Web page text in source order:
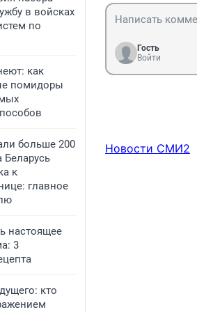
в войсках
по
как
помидоры
больше 200
Беларусь
к
главное
настоящее
3
кто
Гость
Войти
Новости СМИ2